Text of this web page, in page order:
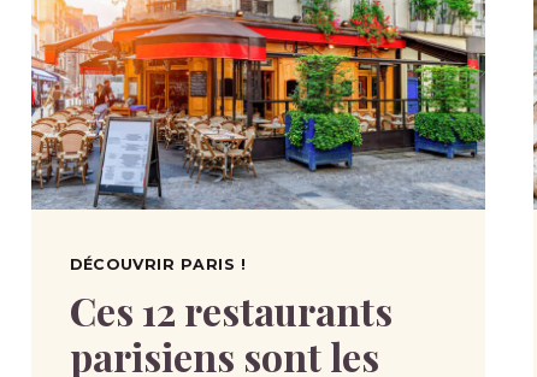
DÉCOUVRIR PARIS !
Ces 12 restaurants
parisiens sont les